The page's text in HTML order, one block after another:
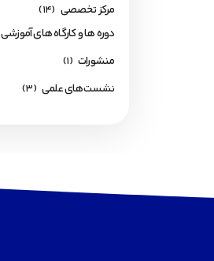
مرکز تخصصی (14)
دوره ها و کارگاه های آموزشی
منشورات (1)
نشست‌های علمی (3)